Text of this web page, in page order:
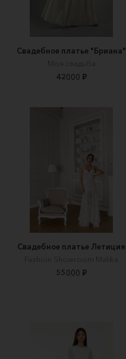
Свадебное платье "Бриана"
Моя свадьба
42000 ₽
Свадебное платье Летиция
Fashion Showroom Malika
55000 ₽